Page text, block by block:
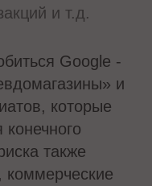
и т.д.
Google -
и
которые
также
коммерческие